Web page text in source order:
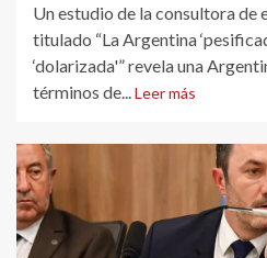
Un estudio de la consultora
titulado “La Argentina
‘dolarizada'” revela una
términos de... Leer más